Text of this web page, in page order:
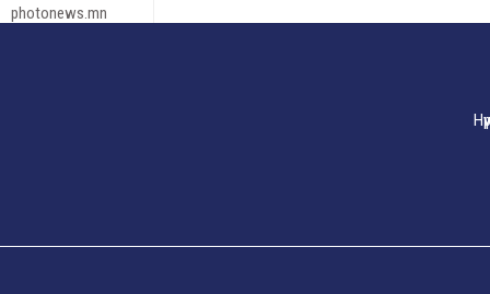
photonews.mn
Эрх зүй